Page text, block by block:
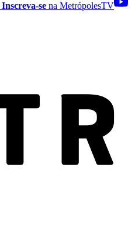
Inscreva-se na MetrópolesTV